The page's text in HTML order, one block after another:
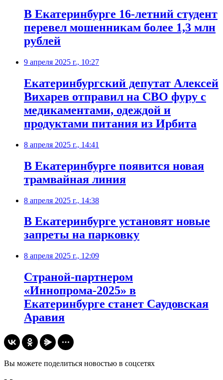
В Екатеринбурге 16-летний студент
перевел мошенникам более 1,3 млн
рублей
9 апреля 2025 г., 10:27
Екатеринбургский депутат Алексей
Вихарев отправил на СВО фуру с
медикаментами, одеждой и
продуктами питания из Ирбита
8 апреля 2025 г., 14:41
В Екатеринбурге появится новая
трамвайная линия
8 апреля 2025 г., 14:38
В Екатеринбурге установят новые
запреты на парковку
8 апреля 2025 г., 12:09
Страной-партнером
«Иннопрома-2025» в
Екатеринбурге станет Саудовская
Аравия
Вы можете поделиться новостью в соцсетях